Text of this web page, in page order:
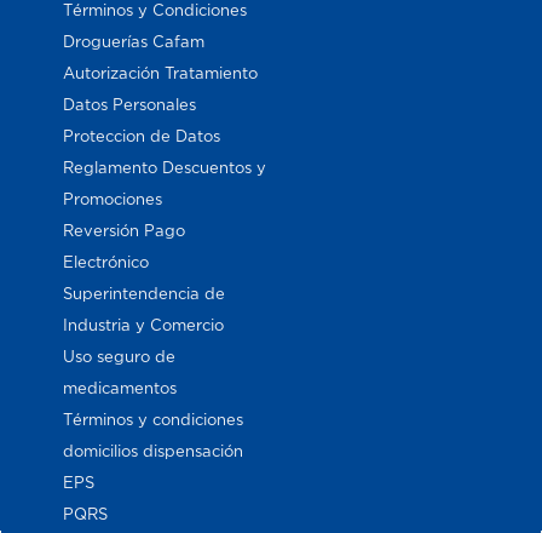
Términos y Condiciones
Droguerías Cafam
Autorización Tratamiento
Datos Personales
Proteccion de Datos
Reglamento Descuentos y
Promociones
Reversión Pago
Electrónico
Superintendencia de
Industria y Comercio
Uso seguro de
medicamentos
Términos y condiciones
domicilios dispensación
EPS
PQRS